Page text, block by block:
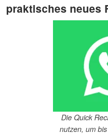
praktisches neues
Die Quick
nutzen, um